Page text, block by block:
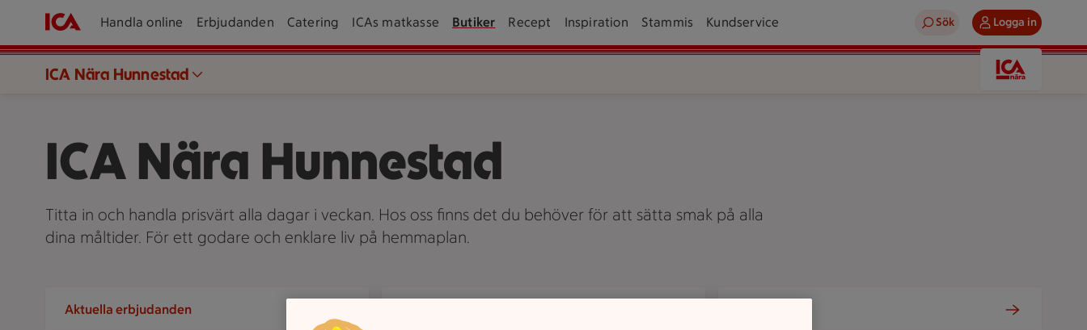
Handla online Erbjudanden Catering ICAs matkasse Butiker Recept Inspiration Stammis Kundservice Sök Logga in
ICA Nära Hunnestad
ICA Nära Hunnestad
Titta in och handla prisvärt alla dagar i veckan. Hos oss finns det du behöver för att sätta smak på alla
dina måltider. För ett godare och enklare liv på hemmaplan.
Aktuella erbjudanden